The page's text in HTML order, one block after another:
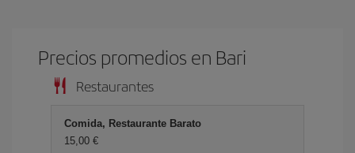
Precios promedios en Bari
Restaurantes
Comida, Restaurante Barato
15,00 €